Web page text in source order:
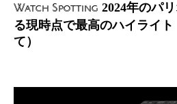
Watch Spotting 2024年のパ
る現時点で最高のハイライ
て）